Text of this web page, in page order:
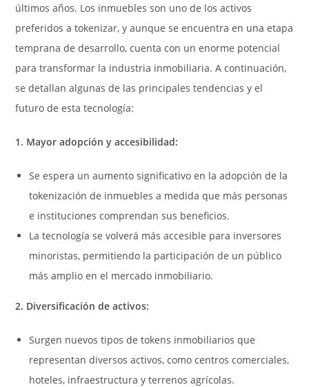
últimos años. Los inmuebles son uno de los activos
preferidos a tokenizar, y aunque se encuentra en una etapa
temprana de desarrollo, cuenta con un enorme potencial
para transformar la industria inmobiliaria. A continuación,
se detallan algunas de las principales tendencias y el
futuro de esta tecnología:
1. Mayor adopción y accesibilidad:
Se espera un aumento significativo en la adopción de la
tokenización de inmuebles a medida que más personas
e instituciones comprendan sus beneficios.
La tecnología se volverá más accesible para inversores
minoristas, permitiendo la participación de un público
más amplio en el mercado inmobiliario.
2. Diversificación de activos:
Surgen nuevos tipos de tokens inmobiliarios que
representan diversos activos, como centros comerciales,
hoteles, infraestructura y terrenos agrícolas.